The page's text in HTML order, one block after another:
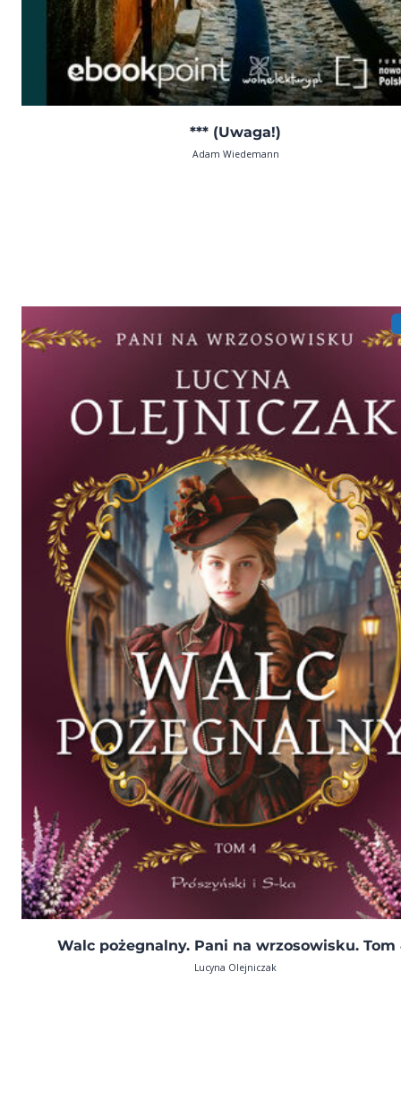
*** (Uwaga!)
Adam Wiedemann
Walc pożegnalny. Pani na wrzosowisku. Tom
Lucyna Olejniczak